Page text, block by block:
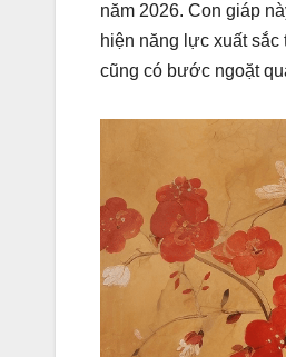
năm 2026. Con giáp
hiện năng lực xuất
cũng có bước ngoặt